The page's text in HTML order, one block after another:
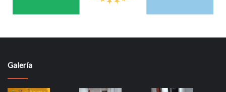
Galería